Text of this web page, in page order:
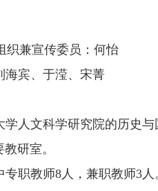
兼宣传委员：何怡
海宾、于滢、宋菁
人文科学研究院的历史
研室。
职教师8人，兼职教师3